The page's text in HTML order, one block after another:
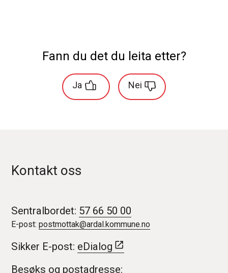
Fann du det du leita etter?
Ja Nei
Kontakt oss
Sentralbordet: 57 66 50 00
E-post:postmottak@ardal.kommune.no
Sikker E-post: eDialog
Besøks og postadresse: